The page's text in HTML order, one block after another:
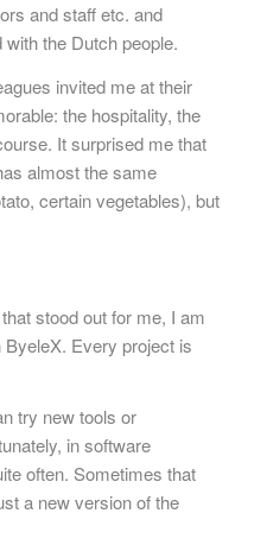
and staff etc. and
the Dutch people.
invited me at their
the hospitality, the
It surprised me that
almost the same
certain vegetables), but
stood out for me, I am
Every project is
try new tools or
in software
often. Sometimes that
a new version of the